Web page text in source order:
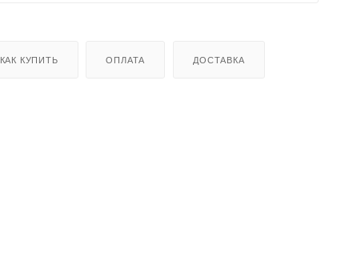
КАК КУПИТЬ ОПЛАТА ДОСТАВКА